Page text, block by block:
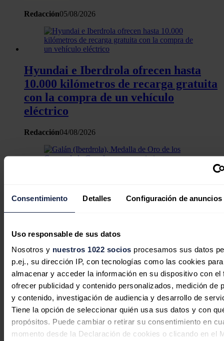
Consentimiento Detalles Configuración de anuncios
Uso responsable de sus datos
Nosotros y nuestros 1022 socios procesamos sus datos
p.ej., su dirección IP, con tecnologías como las cookies para
almacenar y acceder la información en su dispositivo con el
ofrecer publicidad y contenido personalizados, medición de
y contenido, investigación de audiencia y desarrollo de
Tiene la opción de seleccionar quién usa sus datos y con
propósitos. Puede cambiar o retirar su consentimiento en
momento desde la Declaración de cookies o clicando en el
Redacción05/08/2026
Hyundai e Iberdrola ofrecen hasta
10.000 kilómetros de recarga gratuita
con la compra de un vehículo
eléctrico
Redacción04/08/2026
los Cursos de la Granda en
reconocimiento a su trayectoria
profesional
Redacción03/08/2026
4 comentarios
Ant L